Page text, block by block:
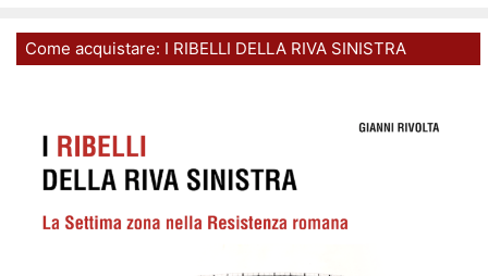
Come acquistare: I RIBELLI DELLA RIVA SINISTRA